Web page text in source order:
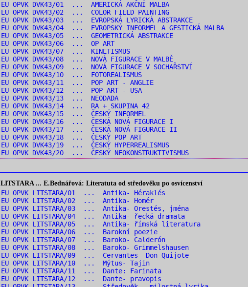
EU OPVK DVK43/01 ... AMERICKÁ AKČNÍ MALBA
EU OPVK DVK43/02 ... COLOR FIELD PAINTING
EU OPVK DVK43/03 ... EVROPSKÁ LYRICKÁ ABSTRAKCE
EU OPVK DVK43/04 ... EVROPSKÝ INFORMEL A GESTICKÁ MALBA
EU OPVK DVK43/05 ... GEOMETRICKÁ ABSTRAKCE
EU OPVK DVK43/06 ... OP ART
EU OPVK DVK43/07 ... KINETISMUS
EU OPVK DVK43/08 ... NOVÁ FIGURACE V MALBĚ
EU OPVK DVK43/09 ... NOVÁ FIGURACE V SOCHAŘSTVÍ
EU OPVK DVK43/10 ... FOTOREALISMUS
EU OPVK DVK43/11 ... POP ART - ANGLIE
EU OPVK DVK43/12 ... POP ART - USA
EU OPVK DVK43/13 ... NEODADA
EU OPVK DVK43/14 ... RA + SKUPINA 42
EU OPVK DVK43/15 ... ČESKÝ INFORMEL
EU OPVK DVK43/16 ... ČESKÁ NOVÁ FIGURACE I
EU OPVK DVK43/17 ... ČESKÁ NOVÁ FIGURACE II
EU OPVK DVK43/18 ... ČESKÝ POP ART
EU OPVK DVK43/19 ... ČESKÝ HYPERREALISMUS
EU OPVK DVK43/20 ... ČESKÝ NEOKONSTRUKTIVISMUS
LITSTARA ... E.Bednářová: Literatuta od středověku po osvícenství
EU OPVK LITSTARA/01 ... Antika- Héraklés
EU OPVK LITSTARA/02 ... Antika- Homér
EU OPVK LITSTARA/03 ... Antika- Orestés, jména
EU OPVK LITSTARA/04 ... Antika- řecká dramata
EU OPVK LITSTARA/05 ... Antika- římská literatura
EU OPVK LITSTARA/06 ... Barokní poezie
EU OPVK LITSTARA/07 ... Baroko- Calderón
EU OPVK LITSTARA/08 ... Baroko- Grimmelshausen
EU OPVK LITSTARA/09 ... Cervantes- Don Quijote
EU OPVK LITSTARA/10 ... Mýtus- Tajin
EU OPVK LITSTARA/11 ... Dante: Farinata
EU OPVK LITSTARA/12 ... Dante- pravopis